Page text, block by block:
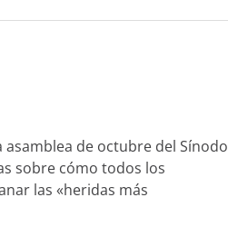
asamblea de octubre del Sínodo
sobre cómo todos los
las «heridas más